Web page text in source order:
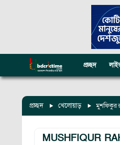
প্রচ্ছদ
প্রচ্ছদ খেলোয়াড় মুশফিকুর
MUSHFIQUR